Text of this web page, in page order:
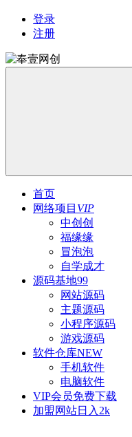
登录
注册
首页
网络项目 VIP
中创创
福缘缘
冒泡泡
自学成才
源码基地99
网站源码
主题源码
小程序源码
游戏源码
软件仓库NEW
手机软件
电脑软件
VIP会员免费下载
加盟网站日入2k